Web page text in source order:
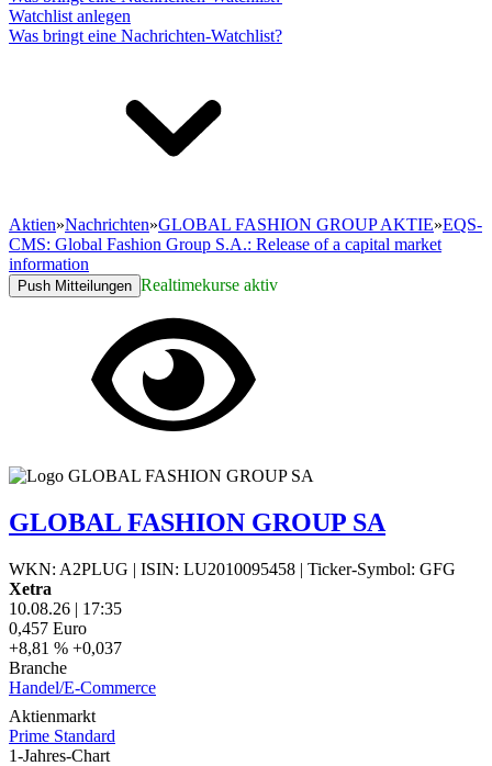
Watchlist anlegen
Was bringt eine Nachrichten-Watchlist?
Aktien»Nachrichten»GLOBAL FASHION GROUP AKTIE»EQS-
CMS: Global Fashion Group S.A.: Release of a capital market
information
Push Mitteilungen Realtimekurse aktiv
GLOBAL FASHION GROUP SA
WKN: A2PLUG | ISIN: LU2010095458 | Ticker-Symbol: GFG
Xetra
10.08.26 | 17:35
0,457 Euro
+8,81 % +0,037
Branche
Handel/E-Commerce
Aktienmarkt
Prime Standard
1-Jahres-Chart